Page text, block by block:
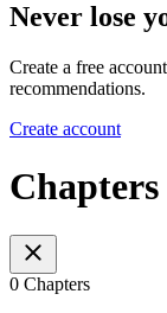
Never lose
Create a free
recommendations.
Create account
Chapters
0 Chapters